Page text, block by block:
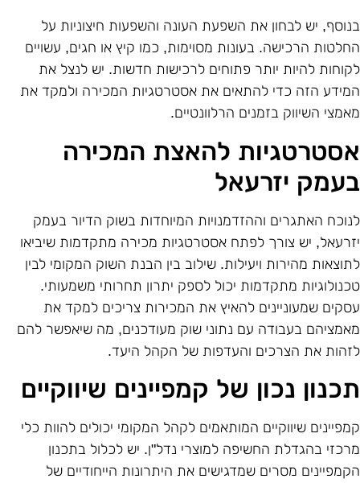
יש לבחון את השפעת העונה והשפעות חיצוניות על
הרכישה. בעונות מסוימות, כמו קיץ או חגים, עשויים
להיות יותר פתוחים לרכישות חדשות. יש לנצל את
הזה כדי להתאים את אסטרטגיות המכירה ולמקד את
השיווק בזמנים הרלוונטיים.
להאצת המכירה
יזרעאל
האתגרים וההזדמנויות המיוחדות בשוק הדיור בעמק
יש צורך לפתח אסטרטגיות מכירה מתקדמות שיביאו
מהירות ויעילות. שילוב בין הבנת השוק המקומי לבין
מתקדמות יכול לספק יתרון תחרותי משמעותי.
שמעוניינים להאיץ את המכירות צריכים למקד את
בעבודה עם נתוני שוק מעודכנים, מה שיאפשר להם
את הצרכים והעדפות של הקהל היעד.
נכון של קמפיינים שיווקיים
שיווקיים המותאמים לקהל המקומי יכולים להוות כלי
בהגדלת החשיפה למוצרי נדל"ן. יש לכלול בתכנון
מסרים שמדגישים את היתרונות הייחודיים של